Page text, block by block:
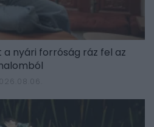
a nyári forróság ráz fel az